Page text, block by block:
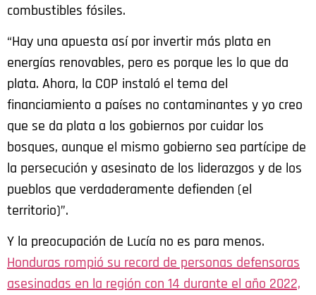
combustibles fósiles.
“Hay una apuesta así por invertir más plata en
energías renovables, pero es porque les lo que da
plata. Ahora, la COP instaló el tema del
financiamiento a países no contaminantes y yo creo
que se da plata a los gobiernos por cuidar los
bosques, aunque el mismo gobierno sea partícipe de
la persecución y asesinato de los liderazgos y de los
pueblos que verdaderamente defienden (el
territorio)”.
Y la preocupación de Lucía no es para menos.
Honduras rompió su record de personas defensoras
asesinadas en la región con 14 durante el año 2022,